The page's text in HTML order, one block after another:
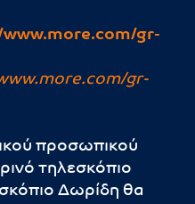
www.more.com/gr-
gr-
προσωπικού
τηλεσκόπιο
Δωρίδη θα